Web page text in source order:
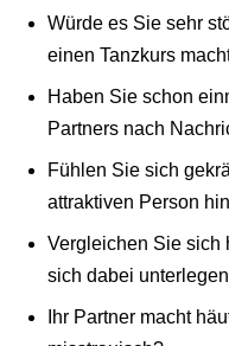
Würde es Sie sehr
einen Tanzkurs
Haben Sie schon
Partners nach
Fühlen Sie sich
attraktiven Person
Vergleichen Sie sich
sich dabei
Ihr Partner macht